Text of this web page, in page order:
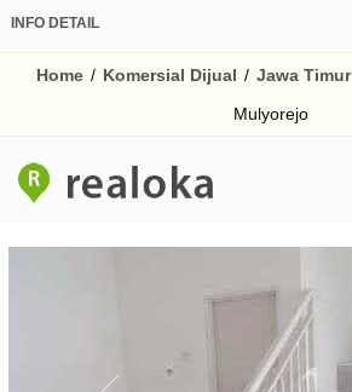
INFO DETAIL
Home / Komersial Dijual / Jawa Timur
Mulyorejo